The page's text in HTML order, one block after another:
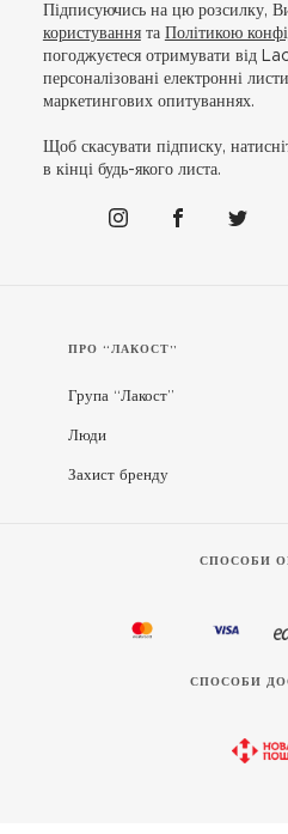
Підписуючись на цю розсилку,
користуваннята Політикою
погоджуєтеся отримувати від
персоналізовані електронні
маркетингових опитуваннях.
Щоб скасувати підписку,
в кінці будь-якого листа.
ПРО “ЛАКОСТ”
Група “Лакост”
Люди
Захист бренду
СПОСОБИ
СПОСОБИ